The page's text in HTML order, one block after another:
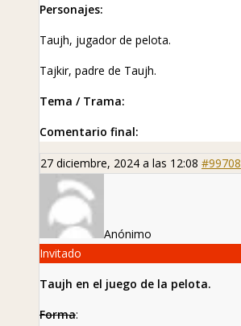
Personajes:
Taujh, jugador de pelota.
Tajkir, padre de Taujh.
Tema / Trama:
Comentario final:
27 diciembre, 2024 a las 12:08 #99708
Anónimo
Invitado
Taujh en el juego de la pelota.
Forma: